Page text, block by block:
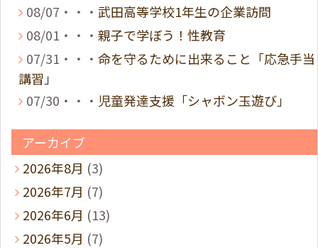
08/07・・・ 武田高等学校1年生の企業訪問
08/01・・・ 親子で学ぼう！性教育
07/31・・・ 命を守るために出来ること「応急手当
講習」
07/30・・・ 児童発達支援「シャボン玉遊び」
アーカイブ
2026年8月 (3)
2026年7月 (7)
2026年6月 (13)
2026年5月 (7)